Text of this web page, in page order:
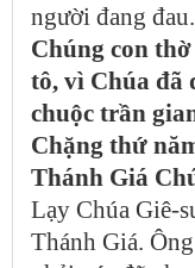
người đang đau.
Chúng con
tô, vì Chúa đã
chuộc trần
Chặng thứ
Thánh Giá
Lạy Chúa Giê-
Thánh Giá.